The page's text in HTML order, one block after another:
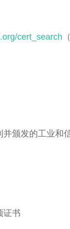
cert_search
颁发的工业和
书